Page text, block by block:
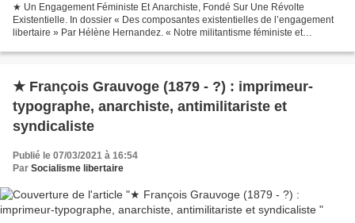
★ Un Engagement Féministe Et Anarchiste, Fondé Sur Une Révolte
Existentielle. In dossier « Des composantes existentielles de l’engagement
libertaire » Par Hélène Hernandez. « Notre militantisme féministe et
★ François Grauvoge (1879 - ?) : imprimeur-
typographe, anarchiste, antimilitariste et
syndicaliste
Publié le 07/03/2021 à 16:54
Par Socialisme libertaire